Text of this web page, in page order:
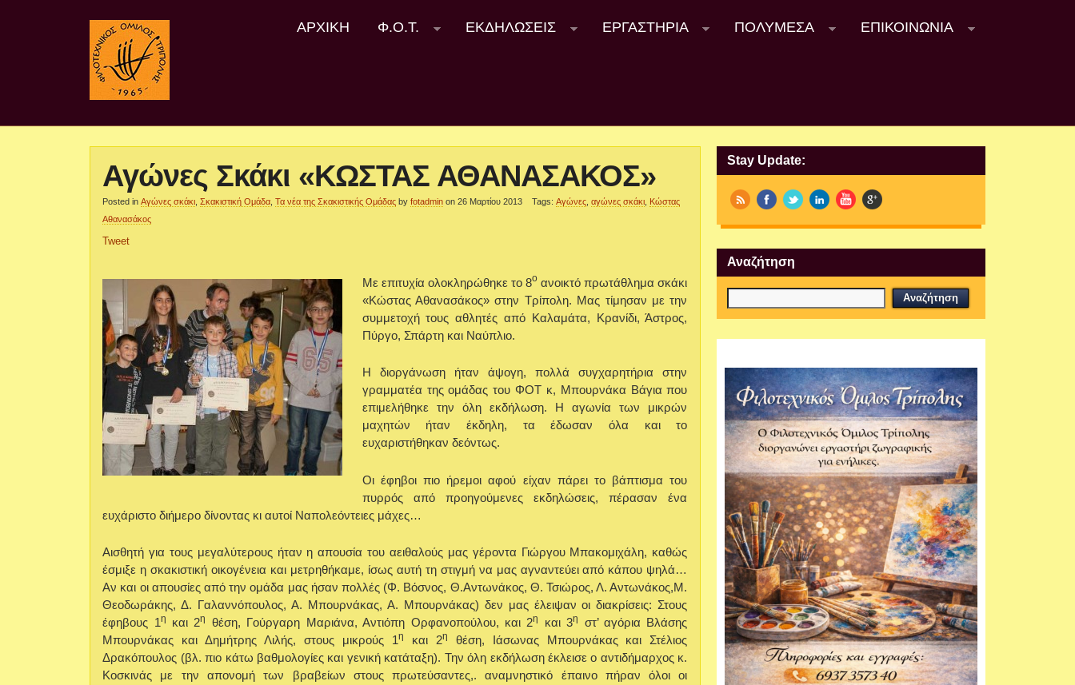
ΑΡΧΙΚΉ Φ.Ο.Τ. ΕΚΔΗΛΩΣΕΙΣ ΕΡΓΑΣΤΗΡΙΑ ΠΟΛΥΜΈΣΑ ΕΠΙΚΟΙΝΩΝΊΑ
Αγώνες Σκάκι «ΚΩΣΤΑΣ ΑΘΑΝΑΣΑΚΟΣ»
Posted inΑγώνες σκάκι ,Σκακιστική Ομάδα ,Τα νέα της Σκακιστικής Ομάδας byfotadmin on 26 Μαρτίου 2013 Tags:Αγώνες ,αγώνες σκάκι Κώστας
Αθανασάκος
Tweet
Με επιτυχία ολοκληρώθηκε το 8ο ανοικτό πρωτάθλημα σκάκι
«Κώστας Αθανασάκος» στην Τρίπολη. Μας τίμησαν με την
συμμετοχή τους αθλητές από Καλαμάτα, Κρανίδι, Άστρος,
Πύργο, Σπάρτη και Ναύπλιο.
Η διοργάνωση ήταν άψογη, πολλά συγχαρητήρια στην
γραμματέα της ομάδας του ΦΟΤ κ, Μπουρνάκα Βάγια που
επιμελήθηκε την όλη εκδήλωση. Η αγωνία των μικρών
μαχητών ήταν έκδηλη, τα έδωσαν όλα και το
ευχαριστήθηκαν δεόντως.
Οι έφηβοι πιο ήρεμοι αφού είχαν πάρει το βάπτισμα του
πυρρός από προηγούμενες εκδηλώσεις, πέρασαν ένα
ευχάριστο διήμερο δίνοντας κι αυτοί Ναπολεόντειες μάχες…
Αισθητή για τους μεγαλύτερους ήταν η απουσία του αειθαλούς μας γέροντα Γιώργου Μπακομιχάλη, καθώς
έσμιξε η σκακιστική οικογένεια και μετρηθήκαμε, ίσως αυτή τη στιγμή να μας αγναντεύει από κάπου ψηλά…
Αν και οι απουσίες από την ομάδα μας ήσαν πολλές (Φ. Βόσνος, Θ.Αντωνάκος, Θ. Τσιώρος, Λ. Αντωνάκος,Μ.
Θεοδωράκης, Δ. Γαλαννόπουλος, Α. Μπουρνάκας, Α. Μπουρνάκας) δεν μας έλειψαν οι διακρίσεις: Στους
έφηβους 1η και 2η θέση, Γούργαρη Μαριάνα, Αντιόπη Ορφανοπούλου, και 2η και 3η
στ’ αγόρια Βλάσης
Μπουρνάκας και Δημήτρης Λιλής, στους μικρούς 1η και 2η
θέση, Ιάσωνας Μπουρνάκας και Στέλιος
Δρακόπουλος (βλ. πιο κάτω βαθμολογίες και γενική κατάταξη). Την όλη εκδήλωση έκλεισε ο αντιδήμαρχος κ.
Κοσκινάς με την απονομή των βραβείων στους πρωτεύσαντες,. αναμνηστικό έπαινο πήραν όλοι οι
Stay Update:
Αναζήτηση